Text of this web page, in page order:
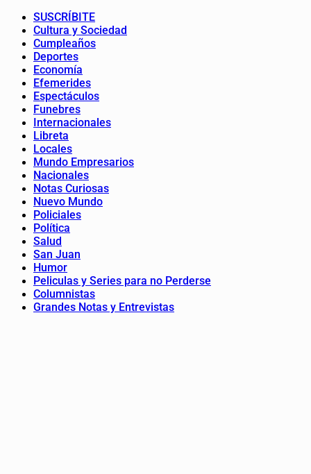
SUSCRÍBITE
Cultura y Sociedad
Cumpleaños
Deportes
Economía
Efemerides
Espectáculos
Funebres
Internacionales
Libreta
Locales
Mundo Empresarios
Nacionales
Notas Curiosas
Nuevo Mundo
Policiales
Política
Salud
San Juan
Humor
Peliculas y Series para no Perderse
Columnistas
Grandes Notas y Entrevistas